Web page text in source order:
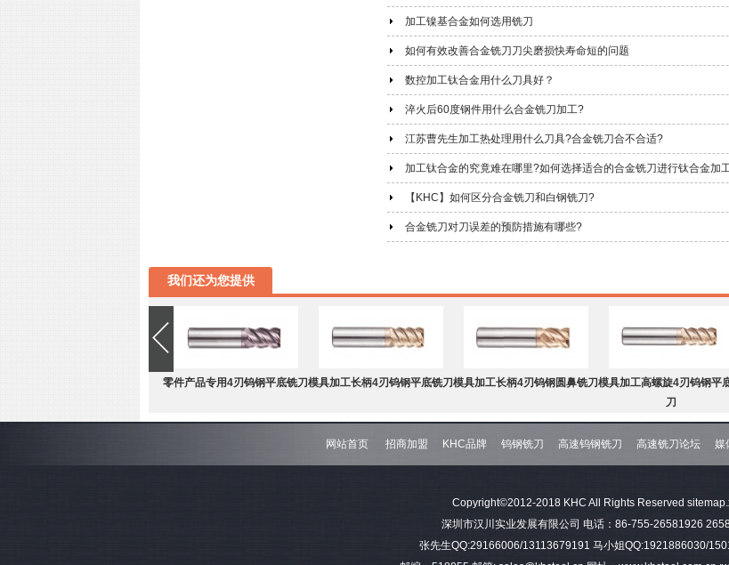
加工镍基合金如何选用铣刀
如何有效改善合金铣刀刀尖磨损快寿命短的问题
数控加工钛合金用什么刀具好？
淬火后60度钢件用什么合金铣刀加工?
江苏曹先生加工热处理用什么刀具?合金铣刀合不合适?
加工钛合金的究竟难在哪里?如何选择适合的合金铣刀进行钛合金加
【KHC】如何区分合金铣刀和白钢铣刀?
合金铣刀对刀误差的预防措施有哪些?
我们还为您提供
零件产品专用4刃钨钢平底铣刀模具加工长柄4刃钨钢平底铣刀模具加工长柄4刃钨钢圆鼻铣刀模具加工高螺旋4刃钨钢平
刀
钢平底铣刀
网站首页 招商加盟 KHC品牌 钨钢铣刀 高速钨钢铣刀 高速铣刀论坛 媒
Copyright©2012-2018 KHC All Rights Reserved
深圳市汉川实业发展有限公司 电话：86-755-26581926
张先生QQ:29166006/13113679191 马小姐QQ:1921886030/